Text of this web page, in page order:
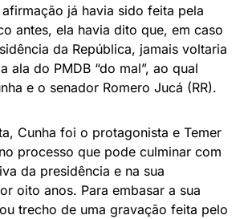
já havia sido feita pela
antes, ela havia dito que, em caso
da República, jamais voltaria
ala do PMDB “do mal”, ao qual
e o senador Romero Jucá (RR).
Cunha foi o protagonista e Temer
processo que pode culminar com
da presidência e na sua
oito anos. Para embasar a sua
trecho de uma gravação feita pelo